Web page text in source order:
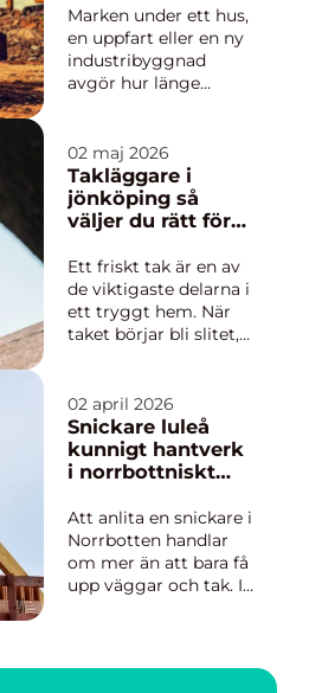
GWO BST (Basic
Safety Training) en
central roll...
Marken under ett hus,
en uppfart eller en ny
industribyggnad
avgör hur länge
Markarbeten ofta i
skuggan av mer
synliga delar som
fasader och inredning.
rätt förberedd visar
sig problemen först
eft...
02 maj 2026
Takläggare i
jönköping så
väljer du rätt för
Ett friskt tak är en av
de viktigaste delarna i
ett tryggt hem. När
taket börjar bli slitet,
ta beslut som
påverkar både
ekonomi, komfort och
husets framtida värde.
Takläggare Jönköping
hand...
02 april 2026
Snickare luleå
kunnigt hantverk
i norrbottniskt
Att anlita en snickare i
Norrbotten handlar
om mer än att bara få
upp väggar och tak. I